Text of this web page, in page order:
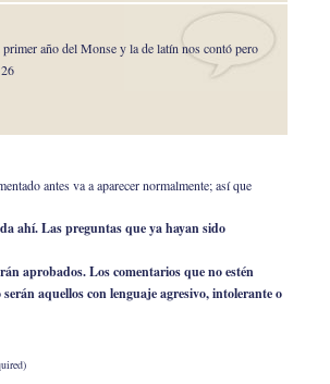
año del Monse y la de latín nos contó pero
antes va a aparecer normalmente; así que
ahí. Las preguntas que ya hayan sido
aprobados. Los comentarios que no estén
aquellos con lenguaje agresivo, intolerante o